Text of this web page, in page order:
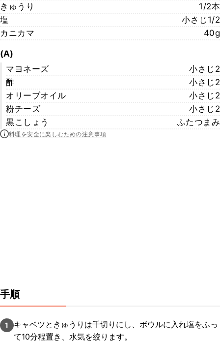
きゅうり
1/2本
塩
小さじ1/2
カニカマ
40g
(A)
マヨネーズ
小さじ2
酢
小さじ2
オリーブオイル
小さじ2
粉チーズ
小さじ2
黒こしょう
ふたつまみ
料理を安全に楽しむための注意事項
手順
1
キャベツときゅうりは千切りにし、ボウルに入れ塩をふっ
て10分程置き、水気を絞ります。